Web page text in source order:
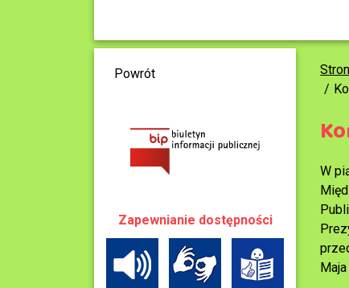
W
Powrót
Zapewnianie dostępności